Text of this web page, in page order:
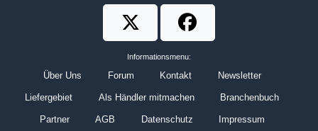
Brennstoffbörse auf Twitter
Brennstoffbörse auf
Informationsmenu:
Über Uns Forum Kontakt Newsletter
Liefergebiet Als Händler mitmachen Branchenbuch
Partner AGB Datenschutz Impressum